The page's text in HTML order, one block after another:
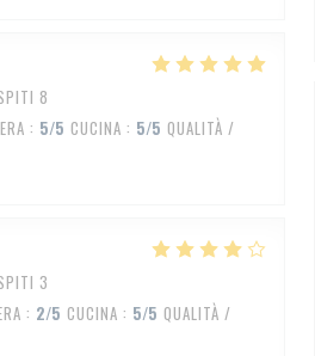
8
: 5/5 CUCINA : 5/5 QUALITÀ /
3
: 2/5 CUCINA : 5/5 QUALITÀ /